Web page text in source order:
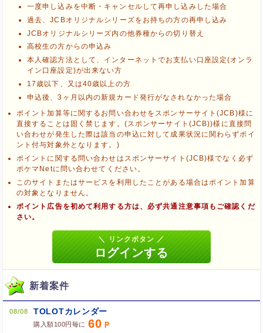
一度申し込みを中断・キャンセルして再申し込みした場合
過去、JCBオリジナルシリーズをお持ちの方の再申し込み
JCBオリジナルシリーズ内の他券種からの切り替え
高校生の方からの申込み
本人確認方法として、インターネットでお支払い口座設定(オンラ
イン口座設定)が出来ない方
17歳以下、又は40歳以上の方
申込後、3ヶ月以内の新規カード発行がなされなかった場合
ポイント加算等に関するお問い合わせをスポンサーサイト(JCB)様に
直接することは固く禁じます。(スポンサーサイト(JCB))様に直接問
い合わせが発生した際は該当の申込に対して成果状況に関わらずポイ
ント付与対象外となります。)
ポイントに関する問い合わせはスポンサーサイト(JCB)様でなく必ず
ポケマNetに問い合わせてください。
このサイトまたはサービスを利用したことがある場合はポイント加算
の対象となりません。
ポイント広告を初めて利用する方は、必ず共通注意事項もご確認くだ
さい。
ブラウザのアプリ、ウィンドウ、タブを閉じる
他のサイトにアクセスする
ブラウザのクッキー情報を全て削除してブラウザを再起動
ポケマNetにログインして「ポイント対象リンク」からポイント
ポイント広告に関するFAQはこちら
新着案件
08/08 TOLOTカレンダー
購入額100円毎に 60